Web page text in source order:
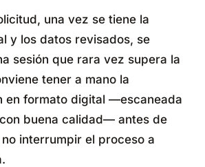
una vez se tiene la
y los datos revisados, se
sesión que rara vez supera la
tener a mano la
en formato digital —escaneada
buena calidad— antes de
interrumpir el proceso a